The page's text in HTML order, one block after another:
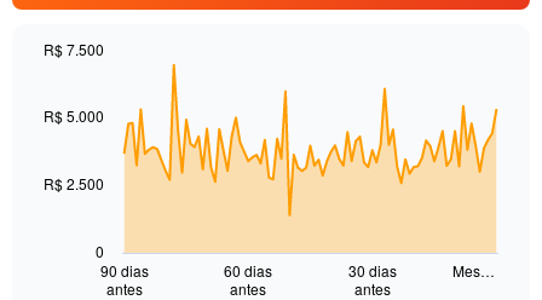
values.
Range:
to
91
The
90 dias
antes
60 dias
antes
30 dias
antes
Mes…
0
R$ 2.500
R$ 5.000
R$ 7.500